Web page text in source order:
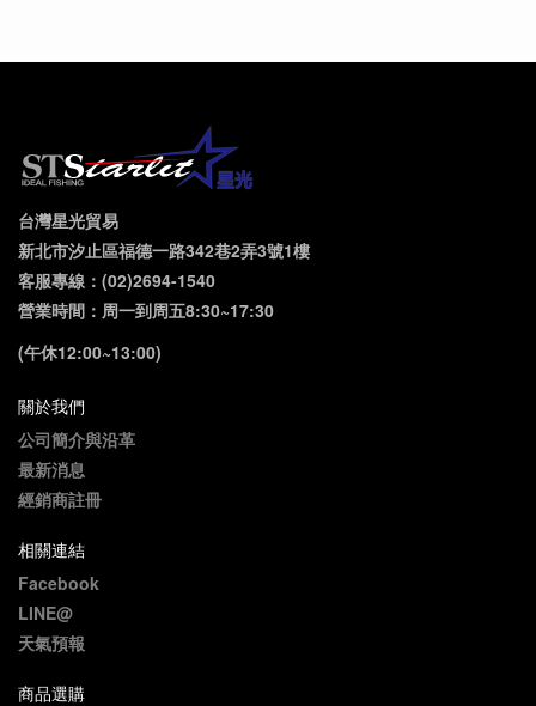
台灣星光貿易
新北市汐止區福德一路342巷2弄3號1樓
客服專線：(02)2694-1540
營業時間：周一到周五8:30~17:30
(午休12:00~13:00)
關於我們
公司簡介與沿革
最新消息
經銷商註冊
相關連結
Facebook
LINE@
天氣預報
商品選購